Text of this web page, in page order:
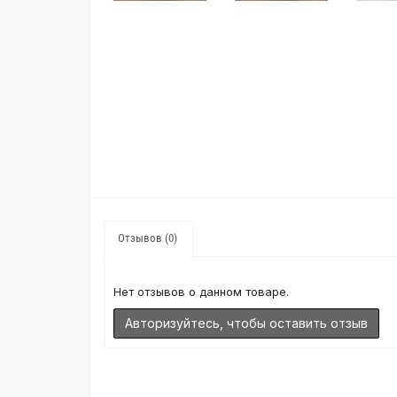
Отзывов (0)
Нет отзывов о данном товаре.
Авторизуйтесь, чтобы оставить отзыв